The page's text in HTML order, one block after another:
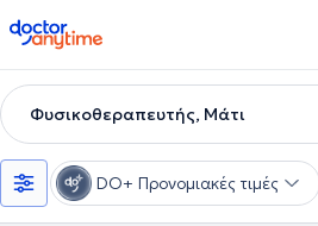
doctoranytime
Φυσικοθεραπευτής, Μάτι
DO+ Προνομιακές τιμές